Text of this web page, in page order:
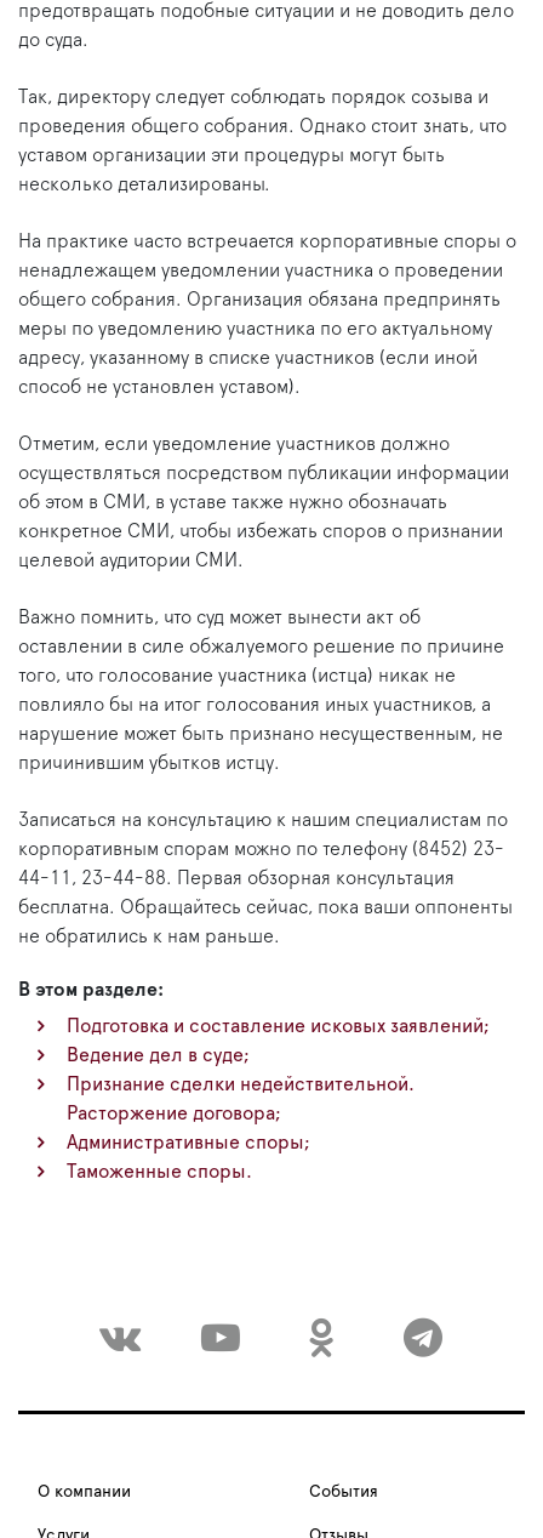
предотвращать подобные ситуации и не доводить дело
до суда.
Так, директору следует соблюдать порядок созыва и
проведения общего собрания. Однако стоит знать, что
уставом организации эти процедуры могут быть
несколько детализированы.
На практике часто встречается корпоративные споры о
ненадлежащем уведомлении участника о проведении
общего собрания. Организация обязана предпринять
меры по уведомлению участника по его актуальному
адресу, указанному в списке участников (если иной
способ не установлен уставом).
Отметим, если уведомление участников должно
осуществляться посредством публикации информации
об этом в СМИ, в уставе также нужно обозначать
конкретное СМИ, чтобы избежать споров о признании
целевой аудитории СМИ.
Важно помнить, что суд может вынести акт об
оставлении в силе обжалуемого решение по причине
того, что голосование участника (истца) никак не
повлияло бы на итог голосования иных участников, а
нарушение может быть признано несущественным, не
причинившим убытков истцу.
Записаться на консультацию к нашим специалистам по
корпоративным спорам можно по телефону (8452) 23-
44-11, 23-44-88. Первая обзорная консультация
бесплатна. Обращайтесь сейчас, пока ваши оппоненты
не обратились к нам раньше.
В этом разделе:
Подготовка и составление исковых заявлений;
Ведение дел в суде;
Признание сделки недействительной.
Расторжение договора;
Административные споры;
Таможенные споры.
О компании События